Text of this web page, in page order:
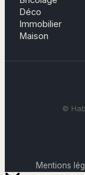
Déco
Immobilier
Maison
©
Mentions